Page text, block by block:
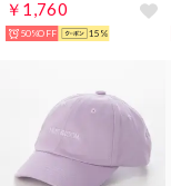
￥1,760
50%OFF 15%